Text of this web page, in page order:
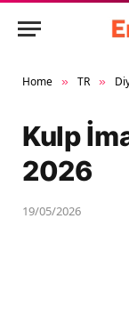
Home » TR »
Kulp
2026
19/05/2026